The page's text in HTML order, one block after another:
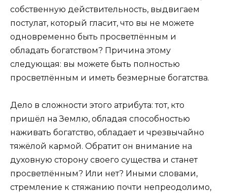
собственную действительность, выдвигаем
постулат, который гласит, что вы не можете
одновременно быть просветлённым и
обладать богатством? Причина этому
следующая: вы можете быть полностью
просветлённым и иметь безмерные богатства.
Дело в сложности этого атрибута: тот, кто
пришёл на Землю, обладая способностью
наживать богатство, обладает и чрезвычайно
тяжёлой кармой. Обратит он внимание на
духовную сторону своего существа и станет
просветлённым? Или нет? Иными словами,
стремление к стяжанию почти непреодолимо,